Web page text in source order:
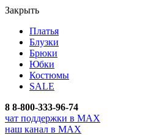
Закрыть
Платья
Блузки
Брюки
Юбки
Костюмы
SALE
8 8-800-333-96-74
чат поддержки в MAX
наш канал в MAX